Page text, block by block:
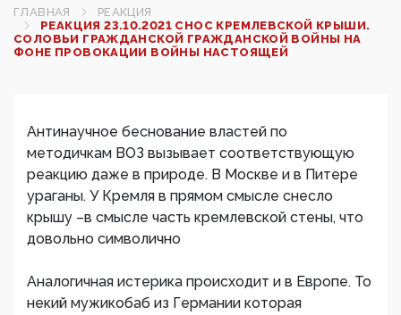
ГЛАВНАЯ
РЕАКЦИЯ
РЕАКЦИЯ 23.10.2021 СНОС КРЕМЛЕВСКОЙ КРЫШИ.
СОЛОВЬИ ГРАЖДАНСКОЙ ГРАЖДАНСКОЙ ВОЙНЫ НА
ФОНЕ ПРОВОКАЦИИ ВОЙНЫ НАСТОЯЩЕЙ
Антинаучное беснование властей по
методичкам ВОЗ вызывает соответствующую
реакцию даже в природе. В Москве и в Питере
ураганы. У Кремля в прямом смысле снесло
крышу –в смысле часть кремлевской стены, что
довольно символично
Аналогичная истерика происходит и в Европе. То
некий мужикобаб из Германии которая